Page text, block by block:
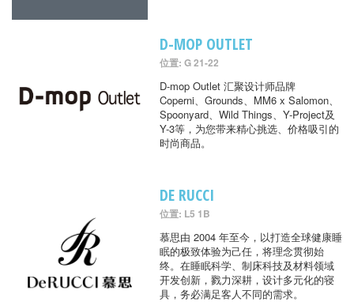
D-MOP OUTLET
位置: G 21-22
D-mop Outlet 汇聚设计师品牌
Coperni、Grounds、MM6 x Salomon、
Spoonyard、Wild Things、Y-Project及
Y-3等，为您带来精心挑选、价格吸引的
时尚商品。
DE RUCCI
位置: L5 1B
慕思由 2004 年至今，以打造全球健康睡
眠的极致体验为己任，将理念贯彻始
终。在睡眠科学、制床科技及材料领域
开发创新，戮力深耕，设计多元化的寝
具，务必满足客人不同的需求。